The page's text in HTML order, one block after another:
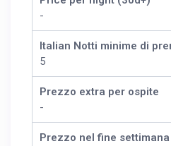
-
Italian Notti minime di
5
Prezzo extra per ospite
-
Prezzo nel fine settimana